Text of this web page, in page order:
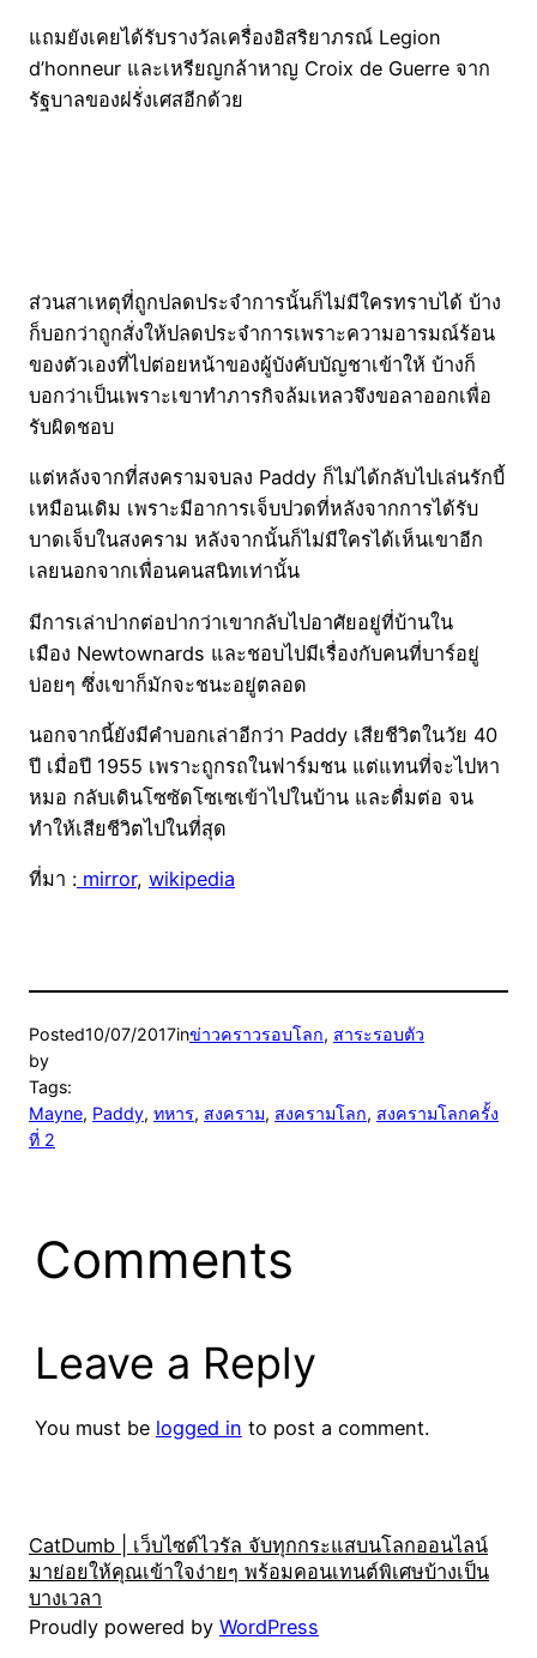
แถมยังเคยได้รับรางวัลเครื่องอิสริยาภรณ์ Legion
d’honneur และเหรียญกล้าหาญ Croix de Guerre จาก
รัฐบาลของฝรั่งเศสอีกด้วย
ส่วนสาเหตุที่ถูกปลดประจำการนั้นก็ไม่มีใครทราบได้ บ้าง
ก็บอกว่าถูกสั่งให้ปลดประจำการเพราะความอารมณ์ร้อน
ของตัวเองที่ไปต่อยหน้าของผู้บังคับบัญชาเข้าให้ บ้างก็
บอกว่าเป็นเพราะเขาทำภารกิจล้มเหลวจึงขอลาออกเพื่อ
รับผิดชอบ
แต่หลังจากที่สงครามจบลง Paddy ก็ไม่ได้กลับไปเล่นรักบี้
เหมือนเดิม เพราะมีอาการเจ็บปวดที่หลังจากการได้รับ
บาดเจ็บในสงคราม หลังจากนั้นก็ไม่มีใครได้เห็นเขาอีก
เลยนอกจากเพื่อนคนสนิทเท่านั้น
มีการเล่าปากต่อปากว่าเขากลับไปอาศัยอยู่ที่บ้านใน
เมือง Newtownards และชอบไปมีเรื่องกับคนที่บาร์อยู่
บ่อยๆ ซึ่งเขาก็มักจะชนะอยู่ตลอด
นอกจากนี้ยังมีคำบอกเล่าอีกว่า Paddy เสียชีวิตในวัย 40
ปี เมื่อปี 1955 เพราะถูกรถในฟาร์มชน แต่แทนที่จะไปหา
หมอ กลับเดินโซซัดโซเซเข้าไปในบ้าน และดื่มต่อ จน
ทำให้เสียชีวิตไปในที่สุด
ที่มา : mirror, wikipedia
Posted10/07/2017inข่าวคราวรอบโลก, สาระรอบตัว
by
Tags:
Mayne, Paddy, ทหาร, สงคราม, สงครามโลก, สงครามโลกครั้ง
ที่ 2
Comments
Leave a Reply
You must be logged in to post a comment.
CatDumb | เว็บไซต์ไวรัล จับทุกกระแสบนโลกออนไลน์
มาย่อยให้คุณเข้าใจง่ายๆ พร้อมคอนเทนต์พิเศษบ้างเป็น
บางเวลา
Proudly powered by WordPress